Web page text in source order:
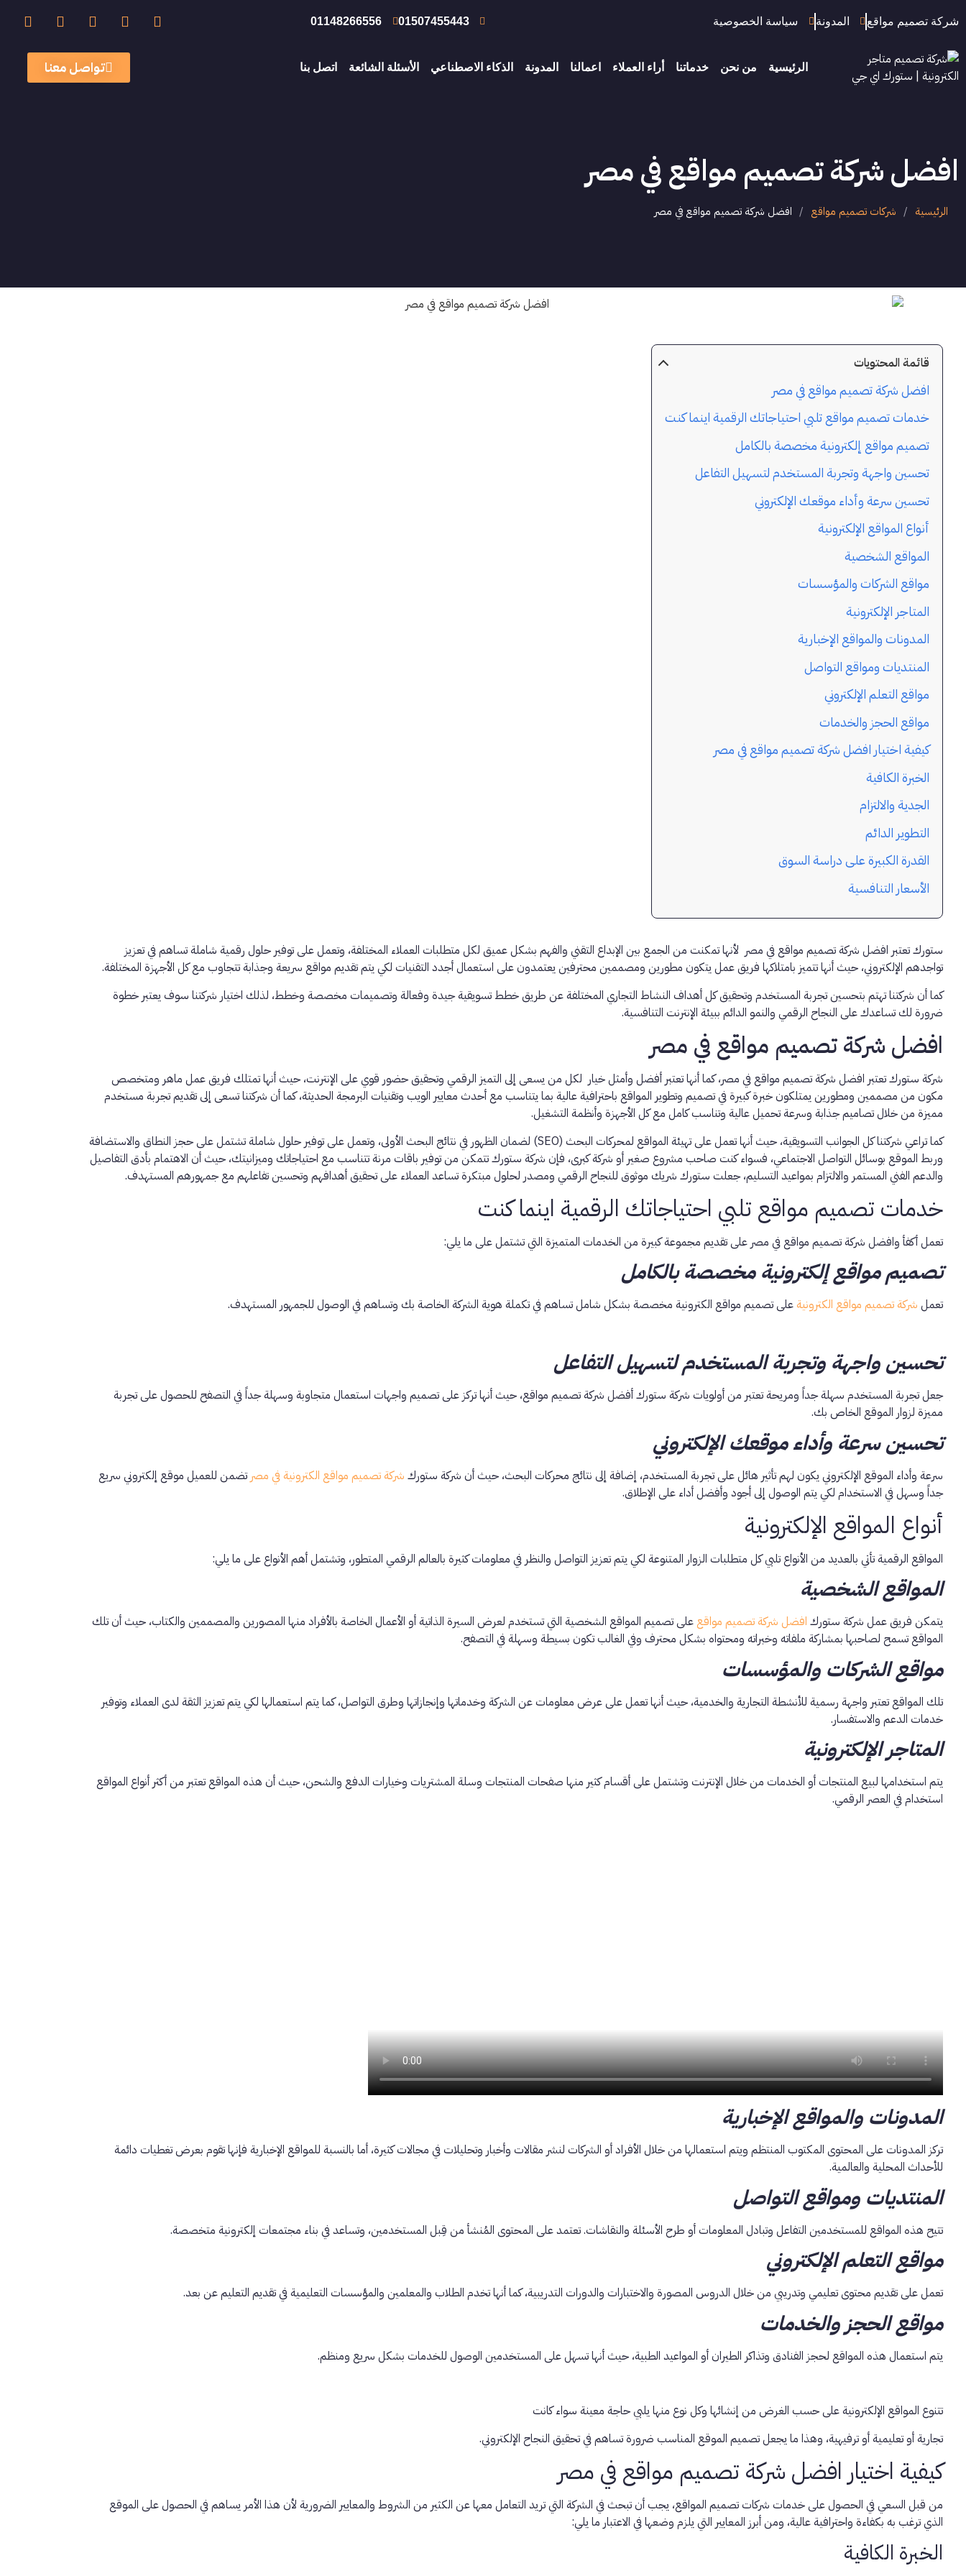
شركة تصميم مواقع المدونة سياسة الخصوصية 01507455443
01148266556
الرئيسية من نحن خدماتنا أراء العملاء اعمالنا المدونة الذكاء الاصطناعي الأسئلة الشائعة اتصل بنا تواصل معنا
افضل شركة تصميم مواقع في مصر
الرئيسية / شركات تصميم مواقع / افضل شركة تصميم مواقع في مصر
قائمة المحتويات
افضل شركة تصميم مواقع في مصر
خدمات تصميم مواقع تلبي احتياجاتك الرقمية اينما كنت
تصميم مواقع إلكترونية مخصصة بالكامل
تحسين واجهة وتجربة المستخدم لتسهيل التفاعل
تحسين سرعة وأداء موقعك الإلكتروني
أنواع المواقع الإلكترونية
المواقع الشخصية
مواقع الشركات والمؤسسات
المتاجر الإلكترونية
المدونات والمواقع الإخبارية
المنتديات ومواقع التواصل
مواقع التعلم الإلكتروني
مواقع الحجز والخدمات
كيفية اختيار افضل شركة تصميم مواقع في مصر
الخبرة الكافية
الجدية والالتزام
التطوير الدائم
القدرة الكبيرة على دراسة السوق
الأسعار التنافسية
ستورك تعتبر افضل شركة تصميم مواقع في مصر لأنها تمكنت من الجمع بين الإبداع التقني والفهم بشكل عميق لكل متطلبات العملاء المختلفة، وتعمل على توفير حلول رقمية شاملة تساهم في تعزيز
تواجدهم الإلكتروني، حيث أنها تتميز بامتلاكها فريق عمل يتكون مطورين ومصممين محترفين يعتمدون على استعمال أجدد التقنيات لكي يتم تقديم مواقع سريعة وجذابة تتجاوب مع كل الأجهزة المختلفة.
كما أن شركتنا تهتم بتحسين تجربة المستخدم وتحقيق كل أهداف النشاط التجاري المختلفة عن طريق خطط تسويقية جيدة وفعالة وتصميمات مخصصة وخطط، لذلك اختيار شركتنا سوف يعتبر خطوة
ضرورة لك تساعدك على النجاح الرقمي والنمو الدائم ببيئة الإنترنت التنافسية.
افضل شركة تصميم مواقع في مصر
شركة ستورك تعتبر افضل شركة تصميم مواقع في مصر، كما أنها تعتبر أفضل وأمثل خيار لكل من يسعى إلى التميز الرقمي وتحقيق حضور قوي على الإنترنت، حيث أنها تمتلك فريق عمل ماهر ومتخصص
مكون من مصممين ومطورين يمتلكون خبرة كبيرة في تصميم وتطوير المواقع باحترافية عالية بما يتناسب مع أحدث معايير الويب وتقنيات البرمجة الحديثة، كما أن شركتنا تسعى إلى تقديم تجربة مستخدم
مميزة من خلال تصاميم جذابة وسرعة تحميل عالية وتناسب كامل مع كل الأجهزة وأنظمة التشغيل.
كما تراعي شركتنا كل الجوانب التسويقية، حيث أنها تعمل على تهيئة المواقع لمحركات البحث (SEO) لضمان الظهور في نتائج البحث الأولى، وتعمل على توفير حلول شاملة تشتمل على حجز النطاق والاستضافة
وربط الموقع بوسائل التواصل الاجتماعي، فسواء كنت صاحب مشروع صغير أو شركة كبرى، فإن شركة ستورك تتمكن من توفير باقات مرنة تتناسب مع احتياجاتك وميزانيتك، حيث أن الاهتمام بأدق التفاصيل
والدعم الفني المستمر والالتزام بمواعيد التسليم، جعلت ستورك شريك موثوق للنجاح الرقمي ومصدر لحلول مبتكرة تساعد العملاء على تحقيق أهدافهم وتحسين تفاعلهم مع جمهورهم المستهدف.
خدمات تصميم مواقع تلبي احتياجاتك الرقمية اينما كنت
تعمل أكفأ وافضل شركة تصميم مواقع في مصر على تقديم مجموعة كبيرة من الخدمات المتميزة التي تشتمل على ما يلي:
تصميم مواقع إلكترونية مخصصة بالكامل
تعمل شركة تصميم مواقع الكترونية على تصميم مواقع الكترونية مخصصة بشكل شامل تساهم في تكملة هوية الشركة الخاصة بك وتساهم في الوصول للجمهور المستهدف.
تحسين واجهة وتجربة المستخدم لتسهيل التفاعل
جعل تجربة المستخدم سهلة جداً ومريحة تعتبر من أولويات شركة ستورك أفضل شركة تصميم مواقع، حيث أنها تركز على تصميم واجهات استعمال متجاوبة وسهلة جداً في التصفح للحصول على تجربة
مميزة لزوار الموقع الخاص بك.
تحسين سرعة وأداء موقعك الإلكتروني
سرعة وأداء الموقع الإلكتروني يكون لهم تأثير هائل على تجربة المستخدم، إضافة إلى نتائج محركات البحث، حيث أن شركة ستورك شركة تصميم مواقع الكترونية في مصر تضمن للعميل موقع إلكتروني سريع
جداً وسهل في الاستخدام لكي يتم الوصول إلى أجود وأفضل أداء على الإطلاق.
أنواع المواقع الإلكترونية
المواقع الرقمية تأتي بالعديد من الأنواع تلبي كل متطلبات الزوار المتنوعة لكي يتم تعزيز التواصل والنظر في معلومات كثيرة بالعالم الرقمي المتطور، وتشتمل أهم الأنواع على ما يلي:
المواقع الشخصية
يتمكن فريق عمل شركة ستورك افضل شركة تصميم مواقع على تصميم المواقع الشخصية التي تستخدم لعرض السيرة الذاتية أو الأعمال الخاصة بالأفراد منها المصورين والمصممين والكتاب، حيث أن تلك
المواقع تسمح لصاحبها بمشاركة ملفاته وخبراته ومحتواه بشكل محترف وفي الغالب تكون بسيطة وسهلة في التصفح.
مواقع الشركات والمؤسسات
تلك المواقع تعتبر واجهة رسمية للأنشطة التجارية والخدمية، حيث أنها تعمل على عرض معلومات عن الشركة وخدماتها وإنجازاتها وطرق التواصل، كما يتم استعمالها لكي يتم تعزيز الثقة لدى العملاء وتوفير
خدمات الدعم والاستفسار.
المتاجر الإلكترونية
يتم استخدامها لبيع المنتجات أو الخدمات من خلال الإنترنت وتشتمل على أقسام كثير منها صفحات المنتجات وسلة المشتريات وخيارات الدفع والشحن، حيث أن هذه المواقع تعتبر من أكثر أنواع المواقع
استخدام في العصر الرقمي.
المدونات والمواقع الإخبارية
تركز المدونات على المحتوى المكتوب المنتظم ويتم استعمالها من خلال الأفراد أو الشركات لنشر مقالات وأخبار وتحليلات في مجالات كثيرة، أما بالنسبة للمواقع الإخبارية فإنها تقوم بعرض تغطيات دائمة
للأحداث المحلية والعالمية.
المنتديات ومواقع التواصل
تتيح هذه المواقع للمستخدمين التفاعل وتبادل المعلومات أو طرح الأسئلة والنقاشات. تعتمد على المحتوى المُنشأ من قِبل المستخدمين، وتساعد في بناء مجتمعات إلكترونية متخصصة.
مواقع التعلم الإلكتروني
تعمل على تقديم محتوى تعليمي وتدريبي من خلال الدروس المصورة والاختبارات والدورات التدريبية، كما أنها تخدم الطلاب والمعلمين والمؤسسات التعليمية في تقديم التعليم عن بعد.
مواقع الحجز والخدمات
يتم استعمال هذه المواقع لحجز الفنادق وتذاكر الطيران أو المواعيد الطبية، حيث أنها تسهل على المستخدمين الوصول للخدمات بشكل سريع ومنظم.
تتنوع المواقع الإلكترونية على حسب الغرض من إنشائها وكل نوع منها يلبي حاجة معينة سواء كانت
تجارية أو تعليمية أو ترفيهية، وهذا ما يجعل تصميم الموقع المناسب ضرورة تساهم في تحقيق النجاح الإلكتروني.
كيفية اختيار افضل شركة تصميم مواقع في مصر
من قبل السعي في الحصول على خدمات شركات تصميم المواقع، يجب أن تبحث في الشركة التي تريد التعامل معها عن الكثير من الشروط والمعايير الضرورية لأن هذا الأمر يساهم في الحصول على الموقع
الذي ترغب به بكفاءة واحترافية عالية، ومن أبرز المعايير التي يلزم وضعها في الاعتبار ما يلي:
الخبرة الكافية